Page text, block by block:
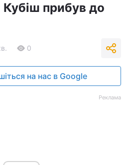
прибув до
0
на нас в Google
Реклама